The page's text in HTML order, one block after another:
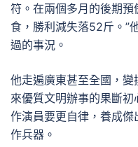
符。在兩個多月的後期
食，勝利減失落52斤。”
過的事況。
他走遍廣東甚至全國，
來優質文明辦事的果斷
作演員要更自律，養成傑
作兵器。